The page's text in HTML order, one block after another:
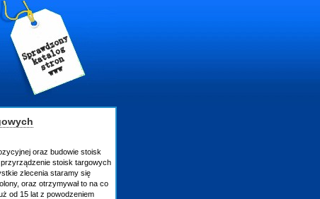
oraz budowie stoisk
stoisk targowych
zlecenia staramy się
oraz otrzymywał to na co
od 15 lat z powodzeniem